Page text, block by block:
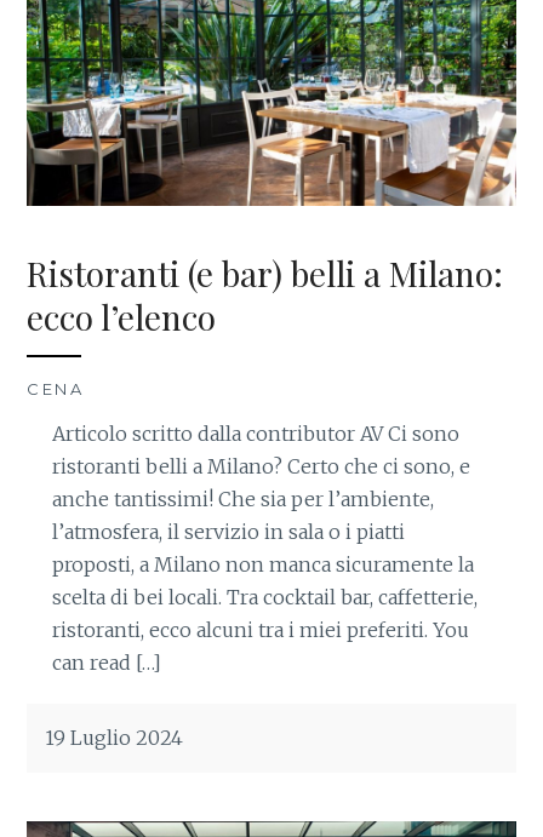
Ristoranti (e bar) belli a Milano:
ecco l’elenco
CENA
Articolo scritto dalla contributor AV Ci sono
ristoranti belli a Milano? Certo che ci sono, e
anche tantissimi! Che sia per l’ambiente,
l’atmosfera, il servizio in sala o i piatti
proposti, a Milano non manca sicuramente la
scelta di bei locali. Tra cocktail bar, caffetterie,
ristoranti, ecco alcuni tra i miei preferiti. You
can read […]
19 Luglio 2024